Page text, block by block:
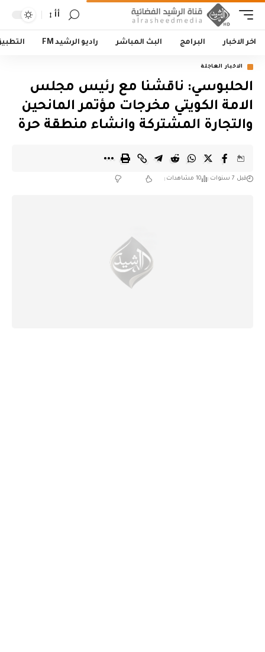
أأ
اخر الاخبار البرامج البث المباشر راديو الرشيد FM
الاخبار العاجلة
الحلبوسي: ناقشنا مع رئيس مجلس
الامة الكويتي مخرجات مؤتمر المانحين
والتجارة المشتركة وانشاء منطقة حرة
قبل 7 سنوات 10 مشاهدات